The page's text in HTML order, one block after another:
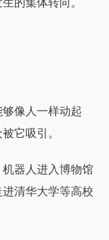
像人一样动起
它吸引。
器人进入博物馆
清华大学等高校